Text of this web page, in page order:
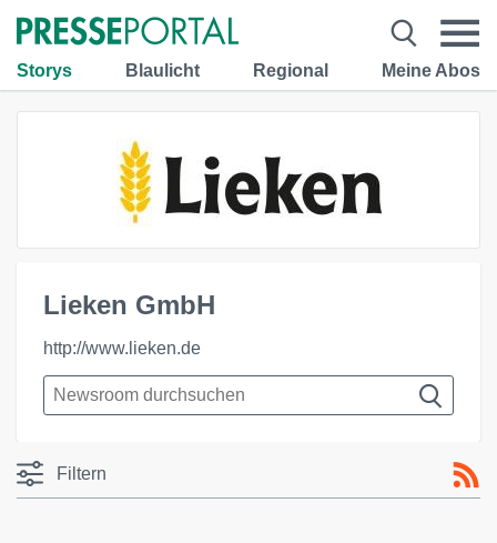
Storys Blaulicht Regional Meine Abos
Lieken GmbH
http://www.lieken.de
Filtern